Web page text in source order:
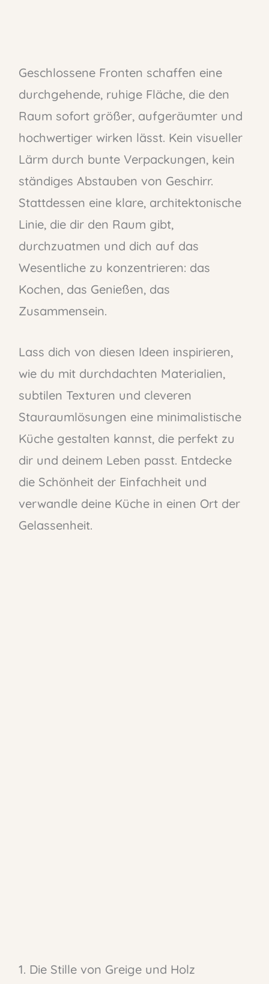
Geschlossene Fronten schaffen eine
durchgehende, ruhige Fläche, die den
Raum sofort größer, aufgeräumter und
hochwertiger wirken lässt. Kein visueller
Lärm durch bunte Verpackungen, kein
ständiges Abstauben von Geschirr.
Stattdessen eine klare, architektonische
Linie, die dir den Raum gibt,
durchzuatmen und dich auf das
Wesentliche zu konzentrieren: das
Kochen, das Genießen, das
Zusammensein.
Lass dich von diesen Ideen inspirieren,
wie du mit durchdachten Materialien,
subtilen Texturen und cleveren
Stauraumlösungen eine minimalistische
Küche gestalten kannst, die perfekt zu
dir und deinem Leben passt. Entdecke
die Schönheit der Einfachheit und
verwandle deine Küche in einen Ort der
Gelassenheit.
1. Die Stille von Greige und Holz